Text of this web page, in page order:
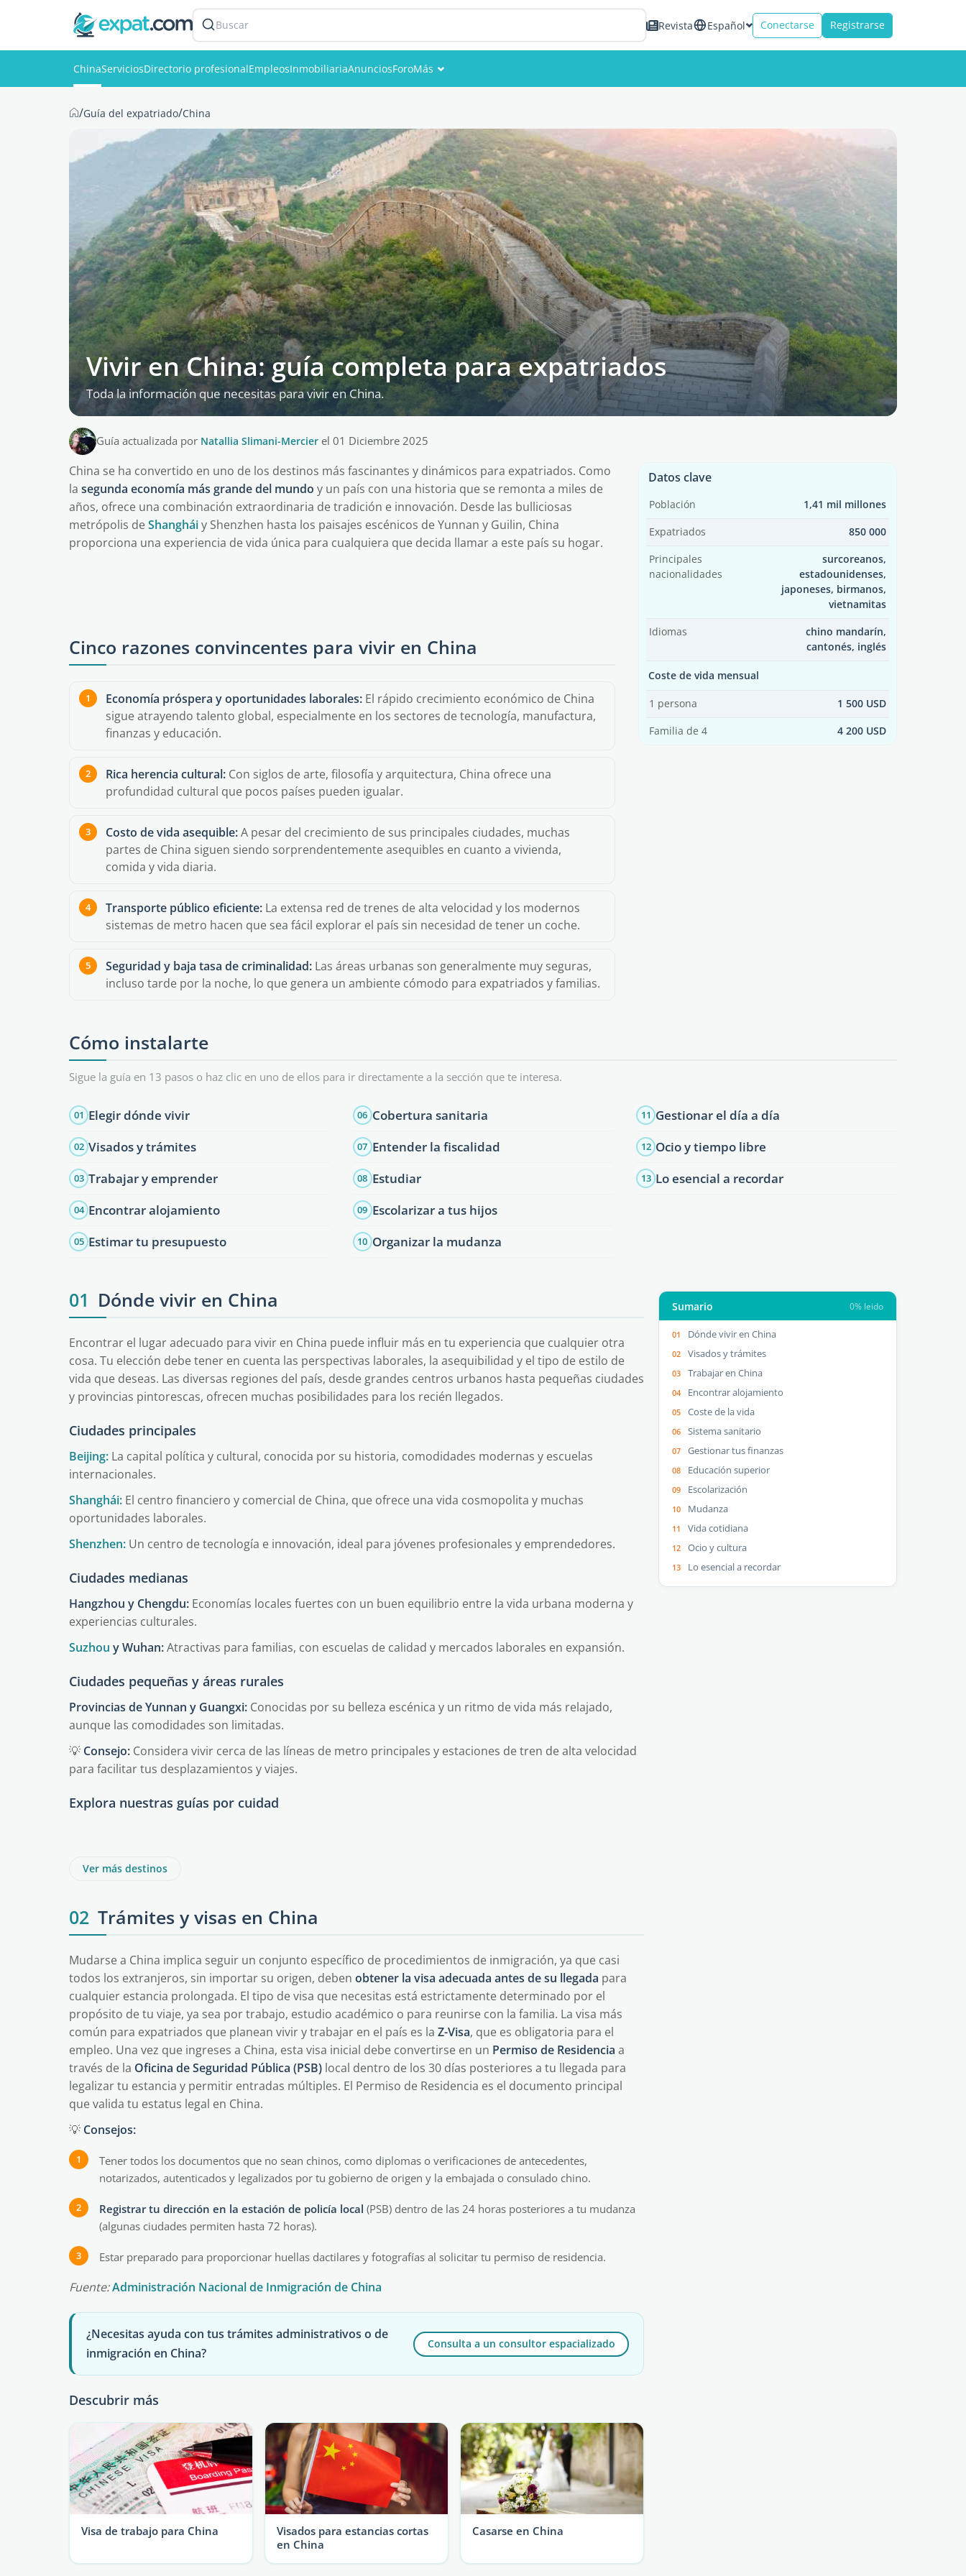
Buscar Revista Español Conectarse Registrarse
ChinaServiciosDirectorio profesionalEmpleosInmobiliariaAnunciosForoMás
Miembros
Fotos
/Guía del expatriado/China
Vivir en China: guía completa para expatriados
Toda la información que necesitas para vivir en China.
Guía actualizada por Natallia Slimani-Mercier el 01 Diciembre 2025
China se ha convertido en uno de los destinos más fascinantes y dinámicos para expatriados. Como
la segunda economía más grande del mundo y un país con una historia que se remonta a miles de
años, ofrece una combinación extraordinaria de tradición e innovación. Desde las bulliciosas
metrópolis deShangháiy Shenzhen hasta los paisajes escénicos de Yunnan y Guilin, China
proporciona una experiencia de vida única para cualquiera que decida llamar a este país su hogar.
Cinco razones convincentes para vivir en China
Economía próspera y oportunidades laborales: El rápido crecimiento económico de China
sigue atrayendo talento global, especialmente en los sectores de tecnología, manufactura,
finanzas y educación.
Rica herencia cultural: Con siglos de arte, filosofía y arquitectura, China ofrece una
profundidad cultural que pocos países pueden igualar.
Costo de vida asequible:A pesar del crecimiento de sus principales ciudades, muchas
partes de China siguen siendo sorprendentemente asequibles en cuanto a vivienda,
comida y vida diaria.
Transporte público eficiente: La extensa red de trenes de alta velocidad y los modernos
sistemas de metro hacen que sea fácil explorar el país sin necesidad de tener un coche.
Seguridad y baja tasa de criminalidad: Las áreas urbanas son generalmente muy seguras,
incluso tarde por la noche, lo que genera un ambiente cómodo para expatriados y familias.
Datos clave
Población 1,41 mil millones
Expatriados 850 000
Principales
nacionalidades
surcoreanos,
estadounidenses,
japoneses, birmanos,
vietnamitas
Idiomas
chino mandarín,
cantonés, inglés
Coste de vida mensual
1 persona 1 500 USD
Familia de 4 4 200 USD
Cómo instalarte
Sigue la guía en 13 pasos o haz clic en uno de ellos para ir directamente a la sección que te interesa.
01 Elegir dónde vivir
02 Visados y trámites
03 Trabajar y emprender
04 Encontrar alojamiento
05 Estimar tu presupuesto
06 Cobertura sanitaria
07 Entender la fiscalidad
08 Estudiar
09 Escolarizar a tus hijos
10 Organizar la mudanza
11 Gestionar el día a día
12 Ocio y tiempo libre
13 Lo esencial a recordar
01 Dónde vivir en China
Encontrar el lugar adecuado para vivir en China puede influir más en tu experiencia que cualquier otra
cosa. Tu elección debe tener en cuenta las perspectivas laborales, la asequibilidad y el tipo de estilo de
vida que deseas. Las diversas regiones del país, desde grandes centros urbanos hasta pequeñas ciudades
y provincias pintorescas, ofrecen muchas posibilidades para los recién llegados.
Ciudades principales
Beijing: La capital política y cultural, conocida por su historia, comodidades modernas y escuelas
internacionales.
Shanghái: El centro financiero y comercial de China, que ofrece una vida cosmopolita y muchas
oportunidades laborales.
Shenzhen: Un centro de tecnología e innovación, ideal para jóvenes profesionales y emprendedores.
Ciudades medianas
Hangzhou y Chengdu: Economías locales fuertes con un buen equilibrio entre la vida urbana moderna y
experiencias culturales.
Suzhou y Wuhan:Atractivas para familias, con escuelas de calidad y mercados laborales en expansión.
Ciudades pequeñas y áreas rurales
Provincias de Yunnan y Guangxi: Conocidas por su belleza escénica y un ritmo de vida más relajado,
aunque las comodidades son limitadas.
💡 Consejo: Considera vivir cerca de las líneas de metro principales y estaciones de tren de alta velocidad
para facilitar tus desplazamientos y viajes.
Explora nuestras guías por cuidad
Shanghái Beijing
Ver más destinos
02 Trámites y visas en China
Mudarse a China implica seguir un conjunto específico de procedimientos de inmigración, ya que casi
todos los extranjeros, sin importar su origen, deben obtener la visa adecuada antes de su llegada para
cualquier estancia prolongada. El tipo de visa que necesitas está estrictamente determinado por el
propósito de tu viaje, ya sea por trabajo, estudio académico o para reunirse con la familia. La visa más
común para expatriados que planean vivir y trabajar en el país es la Z-Visa, que es obligatoria para el
empleo. Una vez que ingreses a China, esta visa inicial debe convertirse en un Permiso de Residencia a
través de la Oficina de Seguridad Pública (PSB) local dentro de los 30 días posteriores a tu llegada para
legalizar tu estancia y permitir entradas múltiples. El Permiso de Residencia es el documento principal
que valida tu estatus legal en China.
💡 Consejos:
Tener todos los documentos que no sean chinos, como diplomas o verificaciones de antecedentes,
notarizados, autenticados y legalizados por tu gobierno de origen y la embajada o consulado chino.
Registrar tu dirección en la estación de policía local (PSB) dentro de las 24 horas posteriores a tu mudanza
(algunas ciudades permiten hasta 72 horas).
Estar preparado para proporcionar huellas dactilares y fotografías al solicitar tu permiso de residencia.
Fuente:Administración Nacional de Inmigración de China
¿Necesitas ayuda con tus trámites administrativos o de
inmigración en China?
Consulta a un consultor espacializado
Descubrir más
Visa de trabajo para China
Visados para estancias cortas
en China
Casarse en China
Sumario 0% leido
Dónde vivir en China
Visados y trámites
Trabajar en China
Encontrar alojamiento
Coste de la vida
Sistema sanitario
Gestionar tus finanzas
Educación superior
Escolarización
Mudanza
Vida cotidiana
Ocio y cultura
Lo esencial a recordar